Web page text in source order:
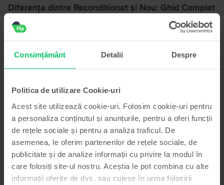
Consimțământ Detalii Despre
Politica de utilizare Cookie-uri
Acest site utilizează cookie-uri. Folosim cookie-uri pentru
a personaliza conținutul și anunțurile, pentru a oferi funcții
de rețele sociale și pentru a analiza traficul. De
asemenea, le oferim partenerilor de rețele sociale, de
publicitate și de analize informații cu privire la modul în
care folosiți site-ul nostru. Aceștia le pot combina cu alte
informații oferite de dvs. sau culese în urma folosirii
Diferența dintre Reconditionat și Nou: Ghid Complet
pentru Telefoane Reconditionate și Produse
Resigilate
Te-ai întrebat vreodată dacă merită să cumperi un telefon
recondiționat? Mulți consumatori ezită, temându-se de
informațiile potrivite, poți lua o decizie inteligentă și
economică.